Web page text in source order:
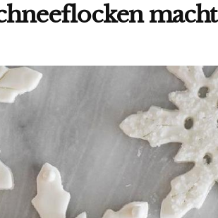
macht